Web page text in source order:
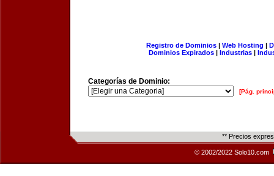
Registro de Dominios| Web Hosting |
Dominios Expirados | Industrias |
Categorías de Dominio:
[Pág.
** Precios
© 2002/2022 Solo10.com